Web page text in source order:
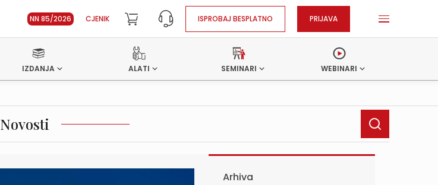
NN 85/2026 CJENIK ISPROBAJ BESPLATNO PRIJAVA
IZDANJA ALATI SEMINARI WEBINARI
Novosti
Arhiva